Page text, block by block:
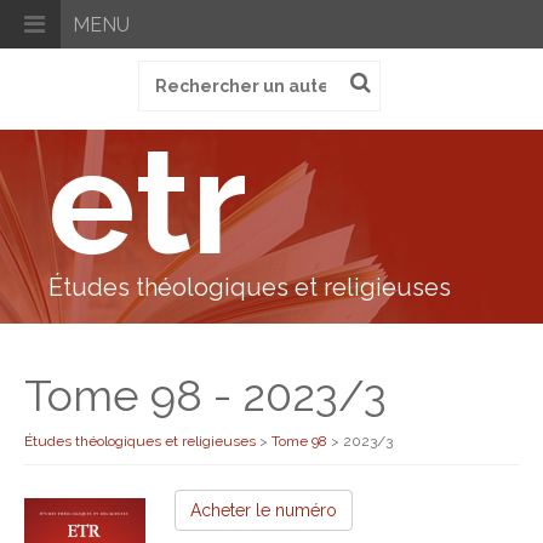
MENU
pour
etr
Études théologiques et religieuses
Tome 98 - 2023/3
Études théologiques et religieuses > Tome 98 > 2023/3
Acheter le numéro